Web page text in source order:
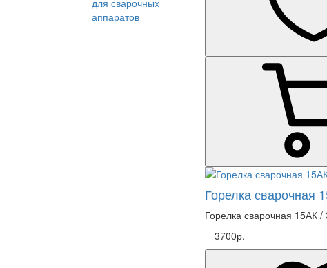
для сварочных
аппаратов
Горелка сварочная
Горелка сварочная 15АК
3700р.